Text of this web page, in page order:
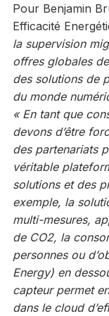
Pour Benjamin
Efficacité
la supervision
offres globales
des solutions de
du monde
« En tant que
devons d’être
des partenariats
véritable
solutions et des
exemple, la
multi-mesures,
de CO2, la
personnes ou
Energy) en
capteur permet
dans le cloud